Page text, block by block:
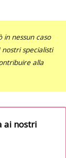
nessun caso
specialisti
alla
ai nostri